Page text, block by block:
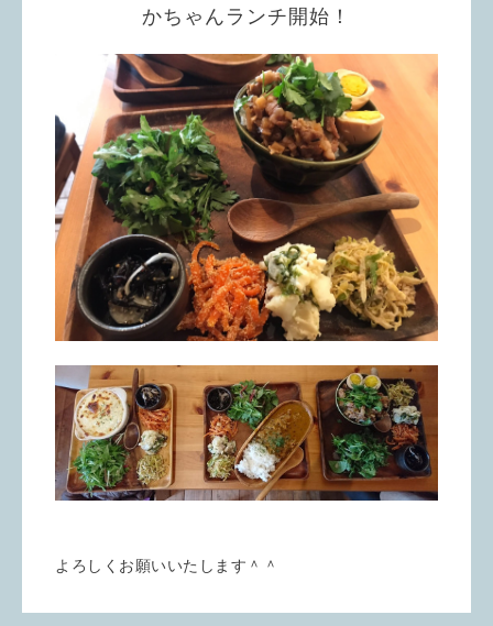
かちゃんランチ開始！
よろしくお願いいたします＾＾